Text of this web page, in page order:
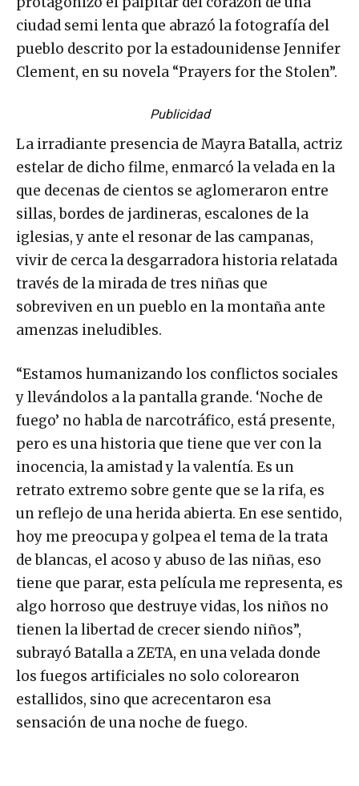
protagonizó el palpitar del corazón de una
ciudad semi lenta que abrazó la fotografía del
pueblo descrito por la estadounidense Jennifer
Clement, en su novela “Prayers for the Stolen”.
Publicidad
La irradiante presencia de Mayra Batalla, actriz
estelar de dicho filme, enmarcó la velada en la
que decenas de cientos se aglomeraron entre
sillas, bordes de jardineras, escalones de la
iglesias, y ante el resonar de las campanas,
vivir de cerca la desgarradora historia relatada
través de la mirada de tres niñas que
sobreviven en un pueblo en la montaña ante
amenzas ineludibles.
“Estamos humanizando los conflictos sociales
y llevándolos a la pantalla grande. ‘Noche de
fuego’ no habla de narcotráfico, está presente,
pero es una historia que tiene que ver con la
inocencia, la amistad y la valentía. Es un
retrato extremo sobre gente que se la rifa, es
un reflejo de una herida abierta. En ese sentido,
hoy me preocupa y golpea el tema de la trata
de blancas, el acoso y abuso de las niñas, eso
tiene que parar, esta película me representa, es
algo horroso que destruye vidas, los niños no
tienen la libertad de crecer siendo niños”,
subrayó Batalla a ZETA, en una velada donde
los fuegos artificiales no solo colorearon
estallidos, sino que acrecentaron esa
sensación de una noche de fuego.